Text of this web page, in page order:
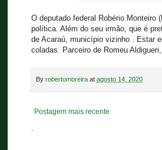
O deputado federal Robério Monteiro
política. Além do seu irmão, que é
de Acaraú, município vizinho . Estar
coladas. Parceiro de Romeu
By robertomoreira at agosto 14, 2020
Postagem mais recente
.